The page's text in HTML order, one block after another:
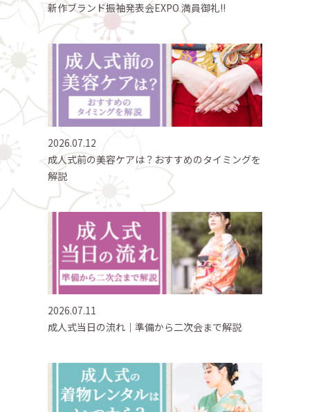
新作ブランド振袖発表会EXPO 満員御礼!!
2026.07.12
成人式前の美容ケアは？おすすめのタイミングを
解説
2026.07.11
成人式当日の流れ｜準備から二次会まで解説